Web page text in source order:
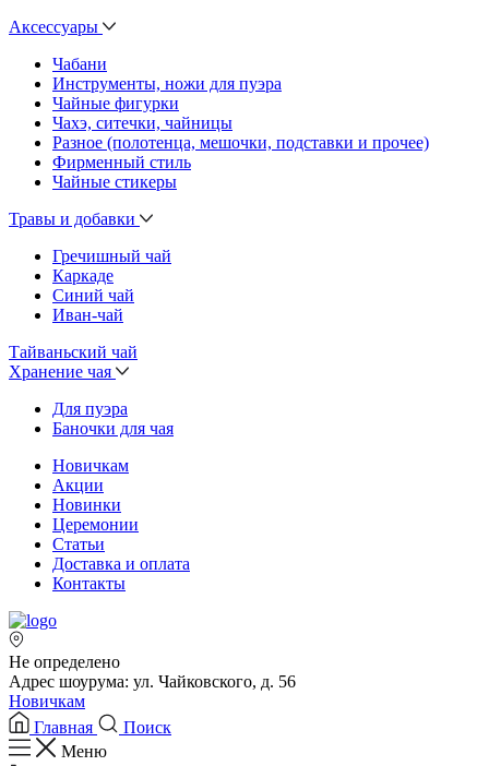
Аксессуары
Чабани
Инструменты, ножи для пуэра
Чайные фигурки
Чахэ, ситечки, чайницы
Разное (полотенца, мешочки, подставки и прочее)
Фирменный стиль
Чайные стикеры
Травы и добавки
Гречишный чай
Каркаде
Синий чай
Иван-чай
Тайваньский чай
Хранение чая
Для пуэра
Баночки для чая
Новичкам
Акции
Новинки
Церемонии
Статьи
Доставка и оплата
Контакты
Не определено
Адрес шоурума: ул. Чайковского, д. 56
Новичкам
Главная
Поиск
Меню